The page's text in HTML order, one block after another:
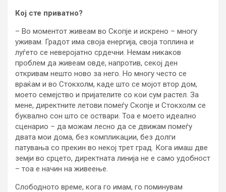
Кој сте приватно?
– Во моментот живеам во Скопје и искрено – многу
уживам. Градот има своја енергија, своја топлина и
луѓето се неверојатно срдечни. Немам никаков
проблем да живеам овде, напротив, секој ден
откривам нешто ново за него. Но многу често се
враќам и во Стокхолм, каде што се мојот втор дом,
моето семејство и пријателите со кои сум растел. За
мене, директните летови помеѓу Скопје и Стокхолм се
буквално сон што се оствари. Тоа е моето идеално
сценарио – да можам лесно да се движам помеѓу
двата мои дома, без компликации, без долги
патувања со прекин во некој трет град. Кога имаш две
земји во срцето, директната линија не е само удобност
– тоа е начин на живеење.
Слободното време, кога го имам, го поминувам